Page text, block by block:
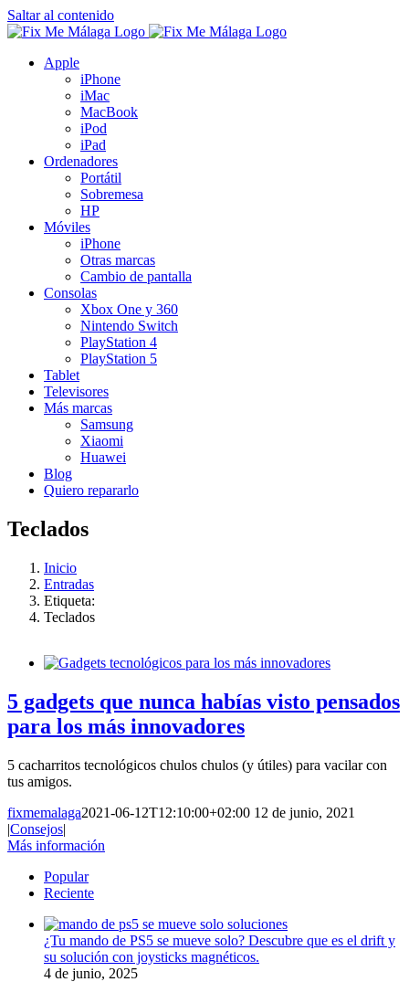
Saltar al contenido
Apple
iPhone
iMac
MacBook
iPod
iPad
Ordenadores
Portátil
Sobremesa
HP
Móviles
iPhone
Otras marcas
Cambio de pantalla
Consolas
Xbox One y 360
Nintendo Switch
PlayStation 4
PlayStation 5
Tablet
Televisores
Más marcas
Samsung
Xiaomi
Huawei
Blog
Quiero repararlo
Teclados
Inicio
Entradas
Etiqueta:
Teclados
5 gadgets que nunca habías visto pensados
para los más innovadores
5 cacharritos tecnológicos chulos chulos (y útiles) para vacilar con
tus amigos.
fixmemalaga2021-06-12T12:10:00+02:00 12 de junio, 2021
|Consejos|
Más información
Popular
Reciente
¿Tu mando de PS5 se mueve solo? Descubre que es el drift y
su solución con joysticks magnéticos.
4 de junio, 2025